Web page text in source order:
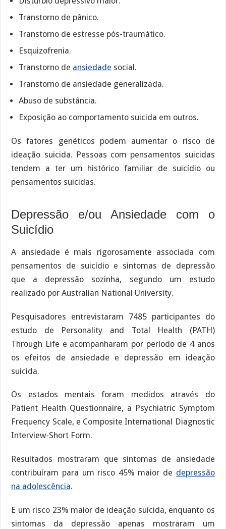
Transtorno de pânico.
Transtorno de estresse pós-traumático.
Esquizofrenia.
Transtorno de ansiedade social.
Transtorno de ansiedade generalizada.
Abuso de substância.
Exposição ao comportamento suicida em outros.
Os fatores genéticos podem aumentar o risco de
ideação suicida. Pessoas com pensamentos suicidas
tendem a ter um histórico familiar de suicídio ou
pensamentos suicidas.
Depressão e/ou Ansiedade com o
Suicídio
A ansiedade é mais rigorosamente associada com
pensamentos de suicídio e sintomas de depressão
que a depressão sozinha, segundo um estudo
realizado por Australian National University.
Pesquisadores entrevistaram 7485 participantes do
estudo de Personality and Total Health (PATH)
Through Life e acompanharam por período de 4 anos
os efeitos de ansiedade e depressão em ideação
suicida.
Os estados mentais foram medidos através do
Patient Health Questionnaire, a Psychiatric Symptom
Frequency Scale, e Composite International Diagnostic
Interview-Short Form.
Resultados mostraram que sintomas de ansiedade
contribuíram para um risco 45% maior de depressão
na adolescência.
E um risco 23% maior de ideação suicida, enquanto os
sintomas da depressão apenas mostraram um